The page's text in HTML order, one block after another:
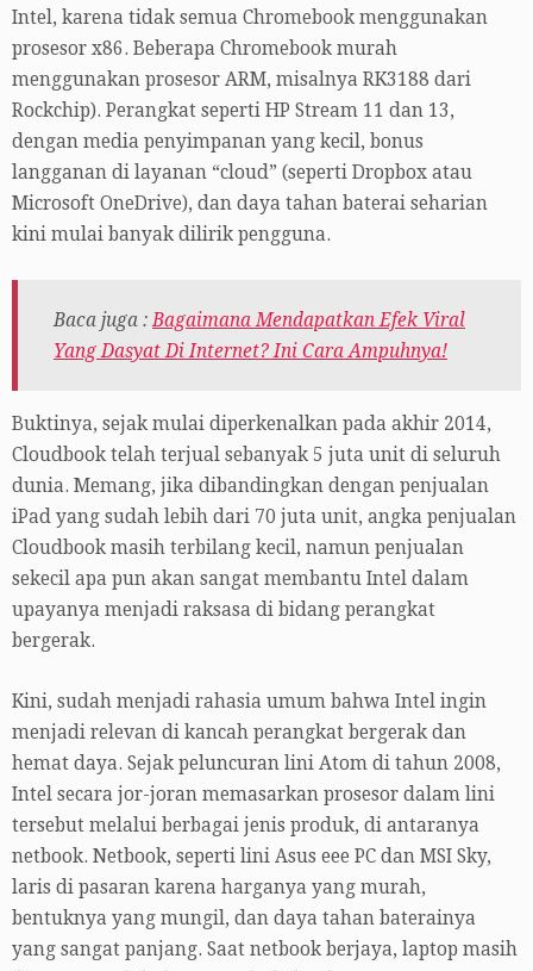
Intel, karena tidak semua Chromebook menggunakan
prosesor x86. Beberapa Chromebook murah
menggunakan prosesor ARM, misalnya RK3188 dari
Rockchip). Perangkat seperti HP Stream 11 dan 13,
dengan media penyimpanan yang kecil, bonus
langganan di layanan “cloud” (seperti Dropbox atau
Microsoft OneDrive), dan daya tahan baterai seharian
kini mulai banyak dilirik pengguna.
Baca juga :Bagaimana Mendapatkan Efek Viral
Yang Dasyat Di Internet? Ini Cara Ampuhnya!
Buktinya, sejak mulai diperkenalkan pada akhir 2014,
Cloudbook telah terjual sebanyak 5 juta unit di seluruh
dunia. Memang, jika dibandingkan dengan penjualan
iPad yang sudah lebih dari 70 juta unit, angka penjualan
Cloudbook masih terbilang kecil, namun penjualan
sekecil apa pun akan sangat membantu Intel dalam
upayanya menjadi raksasa di bidang perangkat
bergerak.
Kini, sudah menjadi rahasia umum bahwa Intel ingin
menjadi relevan di kancah perangkat bergerak dan
hemat daya. Sejak peluncuran lini Atom di tahun 2008,
Intel secara jor-joran memasarkan prosesor dalam lini
tersebut melalui berbagai jenis produk, di antaranya
netbook. Netbook, seperti lini Asus eee PC dan MSI Sky,
laris di pasaran karena harganya yang murah,
bentuknya yang mungil, dan daya tahan baterainya
yang sangat panjang. Saat netbook berjaya, laptop masih